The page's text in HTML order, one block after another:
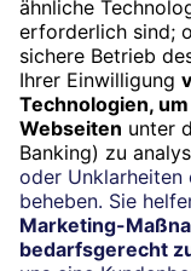
(069)
Termin